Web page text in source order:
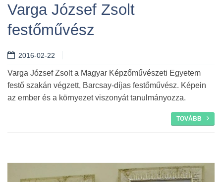
Varga József Zsolt
festőművész
2016-02-22
Varga József Zsolt a Magyar Képzőművészeti Egyetem
festő szakán végzett, Barcsay-díjas festőművész. Képein
az ember és a környezet viszonyát tanulmányozza.
TOVÁBB